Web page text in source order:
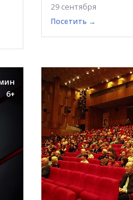
29 сентября
Посетить →
6+